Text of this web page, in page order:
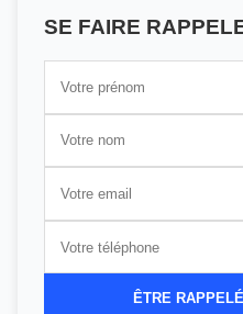
SE FAIRE
ÊTRE